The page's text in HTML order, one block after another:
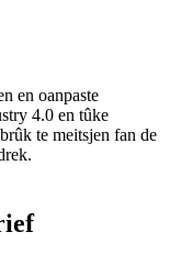
en oanpaste
4.0 en tûke
te meitsjen fan de